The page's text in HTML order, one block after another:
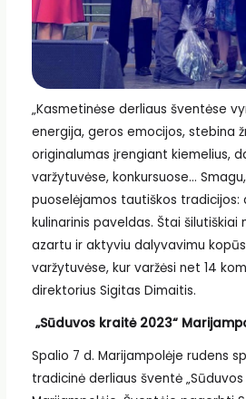
„Kasmetinėse derliaus šventėse
energija, geros emocijos, stebina
originalumas įrengiant kiemelius,
varžytuvėse, konkursuose…
puoselėjamos tautiškos tradicijos:
kulinarinis paveldas. Štai šilutiškiai
azartu ir aktyviu dalyvavimu
varžytuvėse, kur varžėsi net 14
direktorius Sigitas Dimaitis.
„Sūduvos kraitė 2023“
Spalio 7 d. Marijampolėje rudens
tradicinė derliaus šventė „Sūduvos